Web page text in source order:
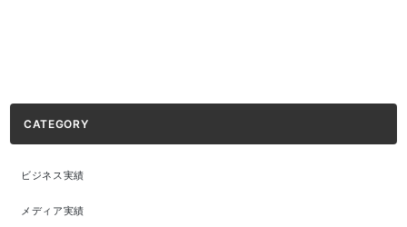
CATEGORY
ビジネス実績
メディア実績